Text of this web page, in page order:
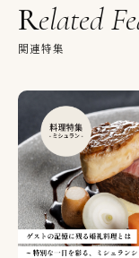
Related
関連特集